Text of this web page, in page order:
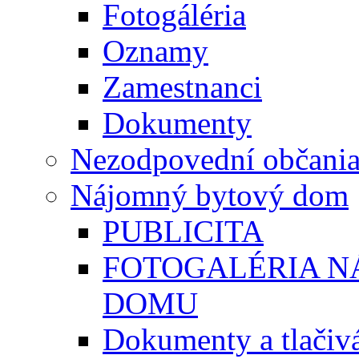
Fotogáléria
Oznamy
Zamestnanci
Dokumenty
Nezodpovední
Nájomný bytový dom
PUBLICITA
FOTOGALÉRIA
DOMU
Dokumenty a